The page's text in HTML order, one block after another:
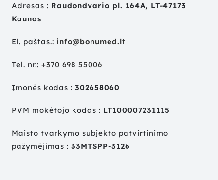
Adresas : Raudondvario pl. 164A, LT-47173
Kaunas
El. paštas.: info@bonumed.lt
Tel. nr.: +370 698 55006
Įmonės kodas : 302658060
PVM mokėtojo kodas : LT100007231115
Maisto tvarkymo subjekto patvirtinimo
pažymėjimas : 33MTSPP-3126